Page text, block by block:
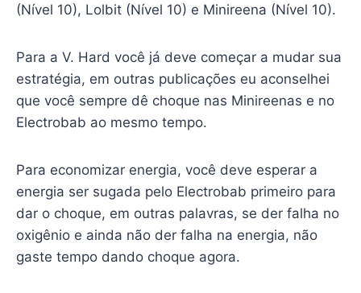
(Nível 10), Lolbit (Nível 10) e Minireena (Nível 10).
Para a V. Hard você já deve começar a mudar sua
estratégia, em outras publicações eu aconselhei
que você sempre dê choque nas Minireenas e no
Electrobab ao mesmo tempo.
Para economizar energia, você deve esperar a
energia ser sugada pelo Electrobab primeiro para
dar o choque, em outras palavras, se der falha no
oxigênio e ainda não der falha na energia, não
gaste tempo dando choque agora.